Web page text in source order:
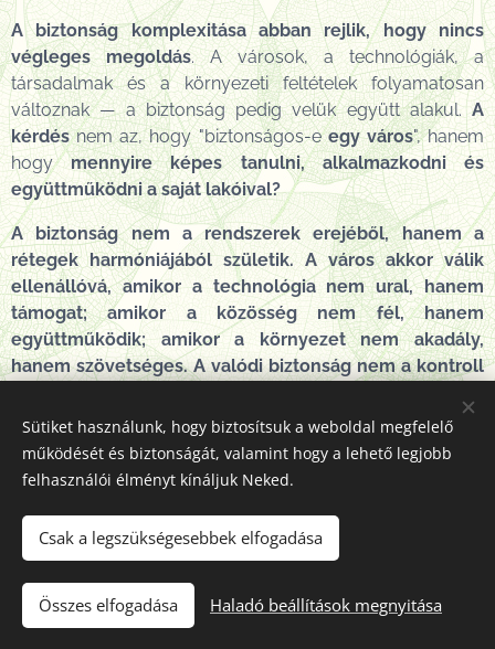
A biztonság komplexitása abban rejlik, hogy nincs
végleges megoldás. A városok, a technológiák, a
társadalmak és a környezeti feltételek folyamatosan
változnak — a biztonság pedig velük együtt alakul.A
kérdésnem az, hogy "biztonságos-eegy város", hanem
hogymennyire képes tanulni, alkalmazkodni és
együttműködni a saját lakóival?
A biztonság nem a rendszerek erejéből, hanem a
rétegek harmóniájából születik. A város akkor válik
ellenállóvá, amikor a technológia nem ural, hanem
támogat; amikor a közösség nem fél, hanem
együttműködik; amikor a környezet nem akadály,
hanem szövetséges. A valódi biztonság nem a kontroll
válaszok tudatos és folyamatos összehangolása —
mert csak az a város marad fenn, amely képes tanulni a
hibáiból. -Safegreen -
⬆️ Tetejére
Sütiket használunk, hogy biztosítsuk a weboldal megfelelő
működését és biztonságát, valamint hogy a lehető legjobb
felhasználói élményt kínáljuk Neked.
Csak a legszükségesebbek elfogadása
Összes elfogadása Haladó beállítások megnyitása